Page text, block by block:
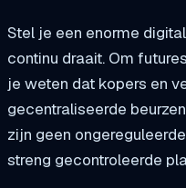
Stel je een enorme
continu draait. Om
je weten dat kopers en
gecentraliseerde
zijn geen
streng gecontroleerde